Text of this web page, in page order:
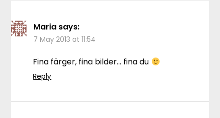
Maria says:
7 May 2013 at 11:54
Fina färger, fina bilder… fina du
Reply